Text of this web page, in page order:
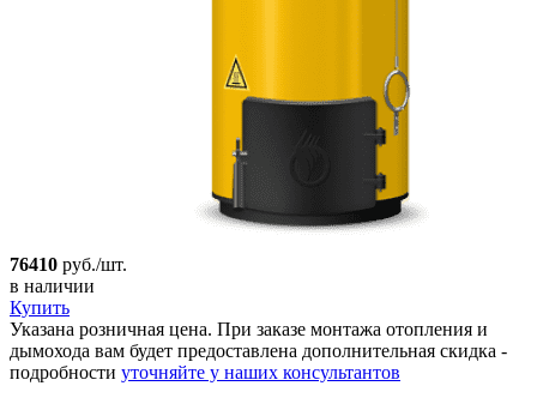
76410 руб./шт.
в наличии
Купить
Указана розничная цена. При заказе монтажа отопления и
дымохода вам будет предоставлена дополнительная скидка -
подробности уточняйте у наших консультантов